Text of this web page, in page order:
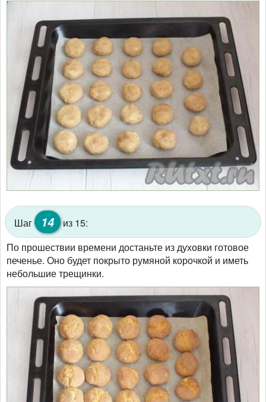
Шаг 14 из 15:
По прошествии времени достаньте из духовки готовое
печенье. Оно будет покрыто румяной корочкой и иметь
небольшие трещинки.